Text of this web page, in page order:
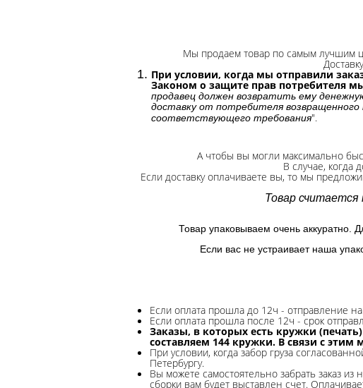
Мы продаем товар по самым лучшим
При условии, когда мы отправили
Законом о защите прав потребителя
продавец должен возвратить ему
доставку от потребителя возвращенного
соответствующего требования".
А чтобы вы могли максимально
В случае, когда
Если доставку оплачиваете вы, то мы
Товар
Товар упаковываем очень аккуратно.
Если вас не устраивает наша
Если оплата прошла до 12ч - отправление
Если оплата прошла после 12ч - срок
Заказы, в которых есть кружки
составляем 144 кружки. В связи с этим
При условии, когда забор груза
Петербургу.
Вы можете самостоятельно забрать заказ из
сборки вам будет выставлен счет.